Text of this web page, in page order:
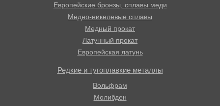
Европейские бронзы, сплавы меди
Медно-никелевые сплавы
Медный прокат
Латунный прокат
Европейская латунь
Редкие и тугоплавкие металлы
Вольфрам
Молибден